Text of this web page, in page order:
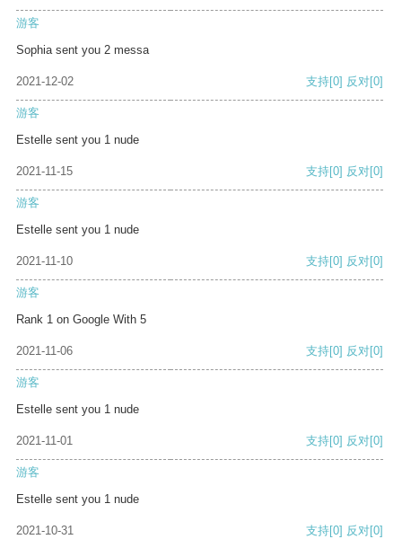
游客
Sophia sent you 2 messa
2021-12-02 支持[0] 反对[0]
游客
Estelle sent you 1 nude
2021-11-15 支持[0] 反对[0]
游客
Estelle sent you 1 nude
2021-11-10 支持[0] 反对[0]
游客
Rank 1 on Google With 5
2021-11-06 支持[0] 反对[0]
游客
Estelle sent you 1 nude
2021-11-01 支持[0] 反对[0]
游客
Estelle sent you 1 nude
2021-10-31 支持[0] 反对[0]